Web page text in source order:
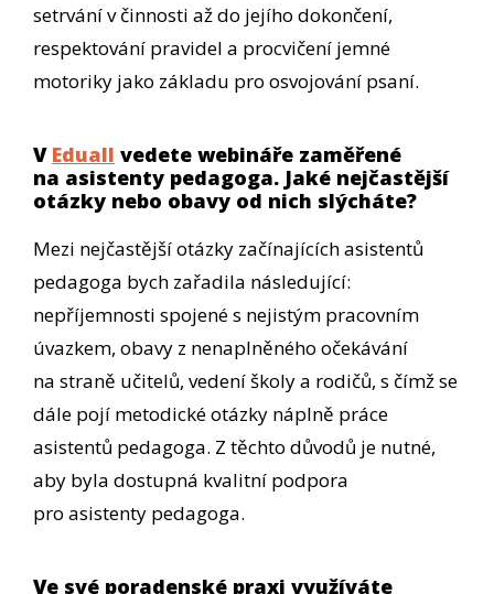
setrvání v činnosti až do jejího dokončení,
respektování pravidel a procvičení jemné
motoriky jako základu pro osvojování psaní.
V Eduall vedete webináře zaměřené
na asistenty pedagoga. Jaké nejčastější
otázky nebo obavy od nich slýcháte?
Mezi nejčastější otázky začínajících asistentů
pedagoga bych zařadila následující:
nepříjemnosti spojené s nejistým pracovním
úvazkem, obavy z nenaplněného očekávání
na straně učitelů, vedení školy a rodičů, s čímž se
dále pojí metodické otázky náplně práce
asistentů pedagoga. Z těchto důvodů je nutné,
aby byla dostupná kvalitní podpora
pro asistenty pedagoga.
Ve své poradenské praxi využíváte